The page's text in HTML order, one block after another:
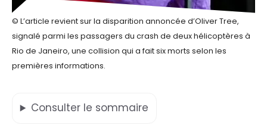
© L’article revient sur la disparition annoncée d’Oliver Tree,
signalé parmi les passagers du crash de deux hélicoptères à
Rio de Janeiro, une collision qui a fait six morts selon les
premières informations.
Consulter le sommaire